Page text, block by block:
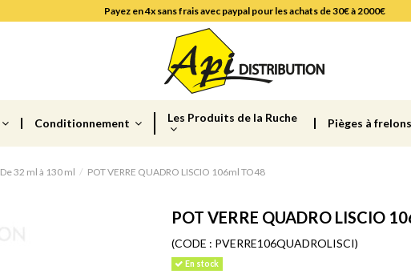
Payez en 4x sans frais avec paypal pour les achats de 30€ à 2000€
Conditionnement Les Produits de la Ruche Pièges à frelons
De 32 ml à 130 ml POT VERRE QUADRO LISCIO 106ml TO48
POT VERRE QUADRO LISCIO
(CODE : PVERRE106QUADROLISCI)
En stock